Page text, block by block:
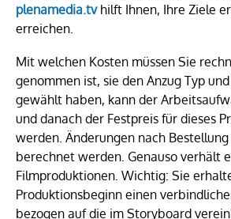
plenamedia.tvhilft Ihnen, Ihre Ziele
erreichen.
Mit welchen Kosten müssen Sie
genommen ist, sie den Anzug Typ
gewählt haben, kann der
und danach der Festpreis für dieses
werden. Änderungen nach
berechnet werden. Genauso verhält
Filmproduktionen. Wichtig: Sie
Produktionsbeginn einen
bezogen auf die im Storyboard